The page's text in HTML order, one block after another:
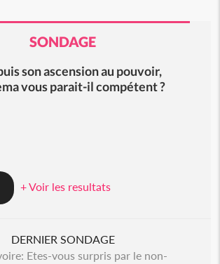
SONDAGE
son ascension au pouvoir,
vous parait-il compétent ?
+ Voir les resultats
DERNIER SONDAGE
Etes-vous surpris par le non-